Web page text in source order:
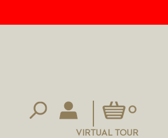
Carrello0
VIRTUAL TOUR